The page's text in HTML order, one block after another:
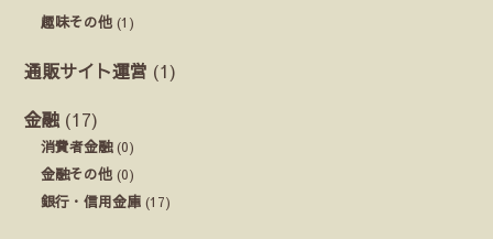
趣味その他 (1)
通販サイト運営 (1)
金融 (17)
消費者金融(0)
金融その他 (0)
銀行・信用金庫 (17)